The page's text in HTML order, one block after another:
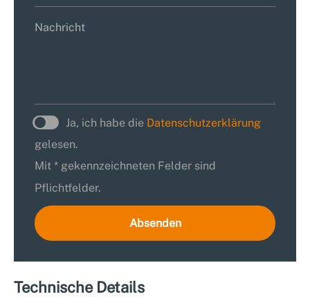
Ja, ich habe die Datenschutzerklärung
gelesen.
Mit * gekennzeichneten Felder sind
Pflichtfelder.
Absenden
Technische Details